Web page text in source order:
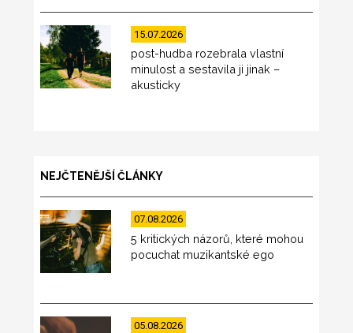
15.07.2026
post-hudba rozebrala vlastní
minulost a sestavila ji jinak –
akusticky
NEJČTENĚJŠÍ ČLÁNKY
07.08.2026
5 kritických názorů, které mohou
pocuchat muzikantské ego
05.08.2026